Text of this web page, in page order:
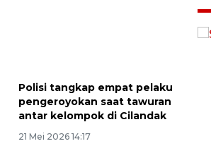
Polisi tangkap empat pelaku
pengeroyokan saat tawuran
antar kelompok di Cilandak
21 Mei 2026 14:17